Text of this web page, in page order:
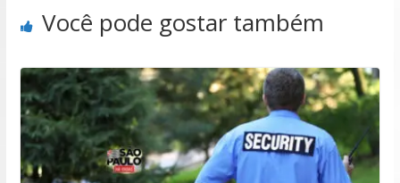
Você pode gostar também